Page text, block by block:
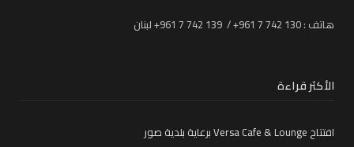
هاتف : 130 742 7 961+ / 139 742 7 961+ لبنان
الأكثر قراءة
افتتاح Versa Cafe & Lounge برعاية بلدية صور